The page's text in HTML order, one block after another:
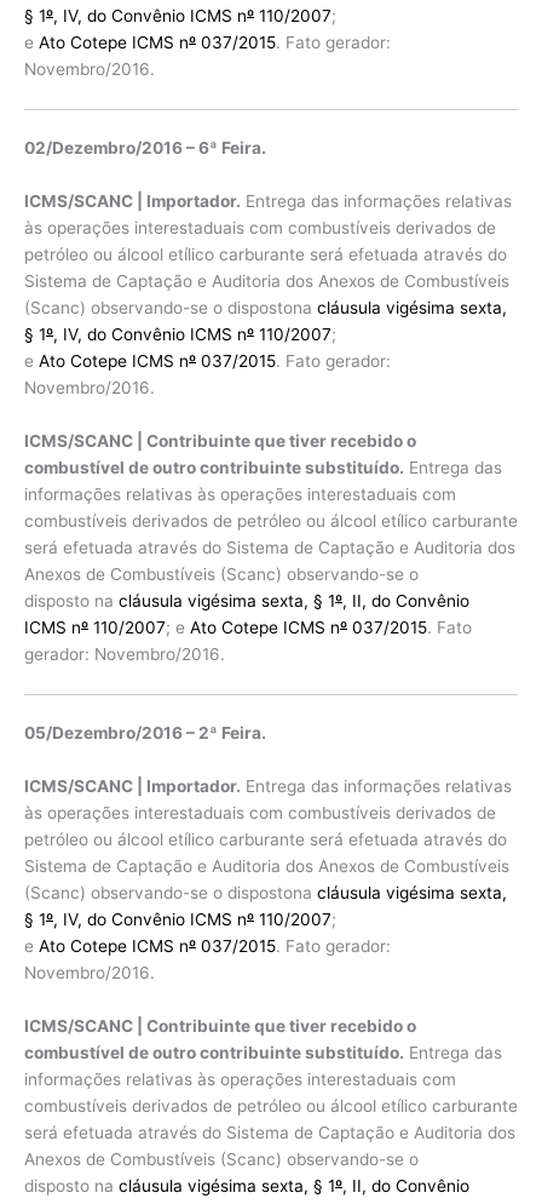
§ 1º, IV, do Convênio ICMS nº 110/2007;
e Ato Cotepe ICMS nº 037/2015. Fato gerador:
Novembro/2016.
02/Dezembro/2016 – 6ª Feira.
ICMS/SCANC | Importador. Entrega das informações relativas
às operações interestaduais com combustíveis derivados de
petróleo ou álcool etílico carburante será efetuada através do
Sistema de Captação e Auditoria dos Anexos de Combustíveis
(Scanc) observando-se o dispostona cláusula vigésima sexta,
§ 1º, IV, do Convênio ICMS nº 110/2007;
e Ato Cotepe ICMS nº 037/2015. Fato gerador:
Novembro/2016.
ICMS/SCANC | Contribuinte que tiver recebido o
combustível de outro contribuinte substituído. Entrega das
informações relativas às operações interestaduais com
combustíveis derivados de petróleo ou álcool etílico carburante
será efetuada através do Sistema de Captação e Auditoria dos
Anexos de Combustíveis (Scanc) observando-se o
disposto na cláusula vigésima sexta, § 1º, II, do Convênio
ICMS nº 110/2007; e Ato Cotepe ICMS nº 037/2015. Fato
gerador: Novembro/2016.
05/Dezembro/2016 – 2ª Feira.
ICMS/SCANC | Importador. Entrega das informações relativas
às operações interestaduais com combustíveis derivados de
petróleo ou álcool etílico carburante será efetuada através do
Sistema de Captação e Auditoria dos Anexos de Combustíveis
(Scanc) observando-se o dispostona cláusula vigésima sexta,
§ 1º, IV, do Convênio ICMS nº 110/2007;
e Ato Cotepe ICMS nº 037/2015. Fato gerador:
Novembro/2016.
ICMS/SCANC | Contribuinte que tiver recebido o
combustível de outro contribuinte substituído. Entrega das
informações relativas às operações interestaduais com
combustíveis derivados de petróleo ou álcool etílico carburante
será efetuada através do Sistema de Captação e Auditoria dos
Anexos de Combustíveis (Scanc) observando-se o
disposto na cláusula vigésima sexta, § 1º, II, do Convênio